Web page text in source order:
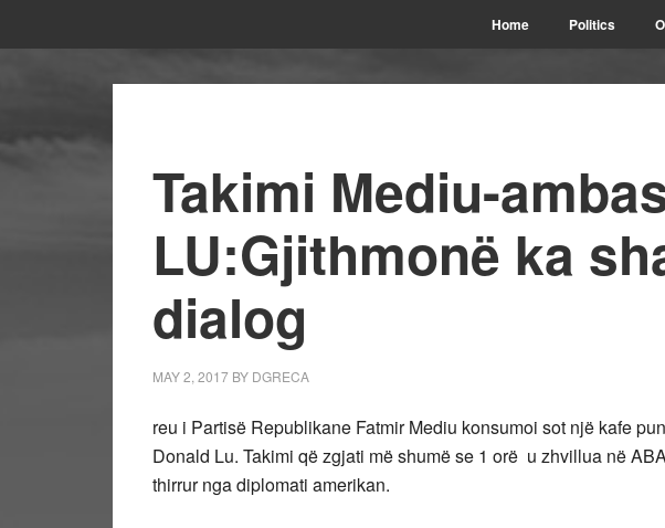
Home Politics
Takimi Mediu-
LU:Gjithmonë ka
dialog
MAY 2, 2017 BY DGRECA
reu i Partisë Republikane Fatmir Mediu konsumoi sot një kafe
Donald Lu. Takimi që zgjati më shumë se 1 orë u zhvillua në
thirrur nga diplomati amerikan.